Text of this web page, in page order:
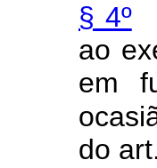
§ 4º
ao
em f
do art.